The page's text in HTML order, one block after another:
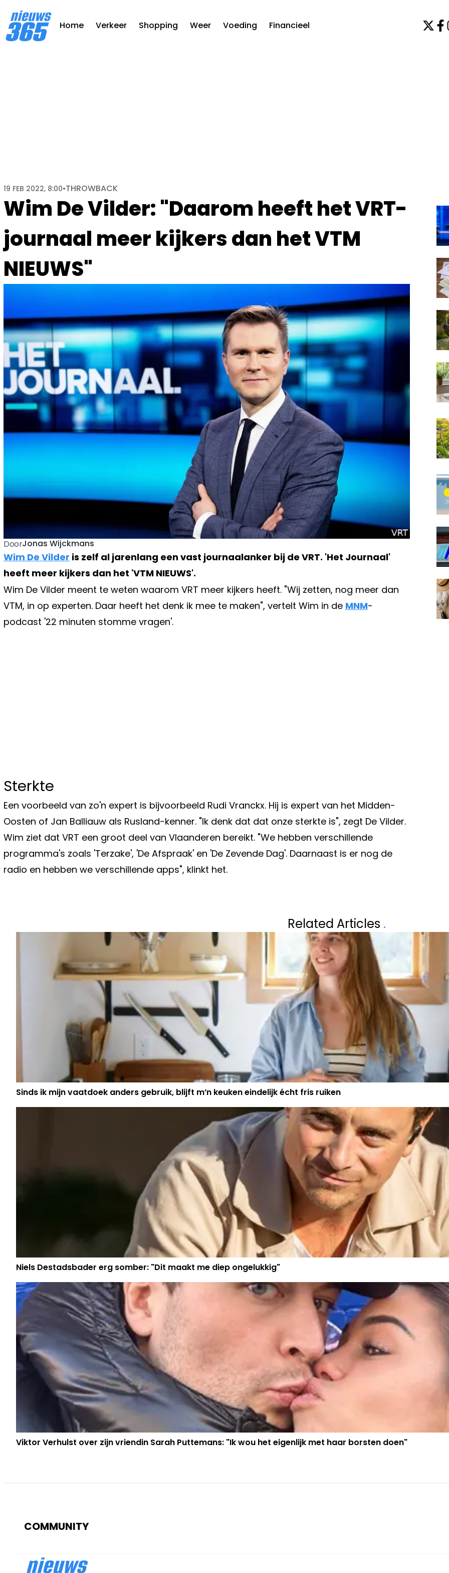
Home Verkeer Shopping Weer Voeding Financieel
Wim De Vilder: "Daarom heeft het VRT-
journaal meer kijkers dan het VTM
NIEUWS"
19 FEB 2022, 8:00•THROWBACK
DoorJonas Wijckmans
Wim De Vilder is zelf al jarenlang een vast journaalanker bij de VRT. 'Het Journaal'
heeft meer kijkers dan het 'VTM NIEUWS'.
Wim De Vilder meent te weten waarom VRT meer kijkers heeft. "Wij zetten, nog meer dan
VTM, in op experten. Daar heeft het denk ik mee te maken", vertelt Wim in de MNM-
podcast '22 minuten stomme vragen'.
Sterkte
Een voorbeeld van zo'n expert is bijvoorbeeld Rudi Vranckx. Hij is expert van het Midden-
Oosten of Jan Balliauw als Rusland-kenner. "Ik denk dat dat onze sterkte is", zegt De Vilder.
Wim ziet dat VRT een groot deel van Vlaanderen bereikt. "We hebben verschillende
programma's zoals 'Terzake', 'De Afspraak' en 'De Zevende Dag'. Daarnaast is er nog de
radio en hebben we verschillende apps", klinkt het.
IN 'THE MASKED SINGER'
STAARTJE
Related Articles .
Sinds ik mijn vaatdoek anders gebruik, blijft m’n keuken eindelijk écht fris ruiken
Niels Destadsbader erg somber: "Dit maakt me diep ongelukkig"
Viktor Verhulst over zijn vriendin Sarah Puttemans: "Ik wou het eigenlijk met haar borsten doen"
COMMUNITY